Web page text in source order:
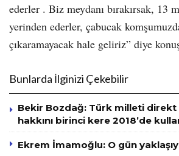
ederler . Biz meydanı bırakırsak, 13
yerinden ederler, çabucak
çıkaramayacak hale geliriz” diye
Bunlarda İlginizi Çekebilir
Bekir Bozdağ: Türk milleti
hakkını birinci kere 2018’de
Ekrem İmamoğlu: O gün